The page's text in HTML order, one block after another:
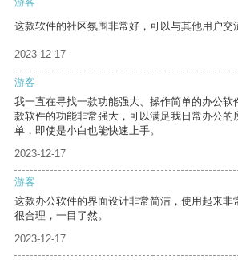
这款软件的社区氛围非常好，可以与其他用户交
2023-12-17
游客
我一直在寻找一款功能强大、操作简单的办公软
款软件的功能非常强大，可以满足我日常办公的
单，即使是小白也能快速上手。
2023-12-17
游客
这款办公软件的界面设计非常简洁，使用起来非
很合理，一目了然。
2023-12-17